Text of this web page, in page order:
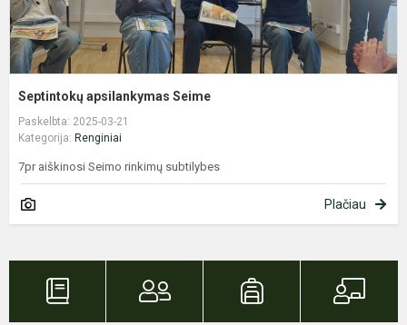
Septintokų apsilankymas Seime
Paskelbta: 2025-03-21
Kategorija: Renginiai
7pr aiškinosi Seimo rinkimų subtilybes
Plačiau